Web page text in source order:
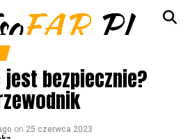
jest bezpiecznie?
on 25 czerwca 2023